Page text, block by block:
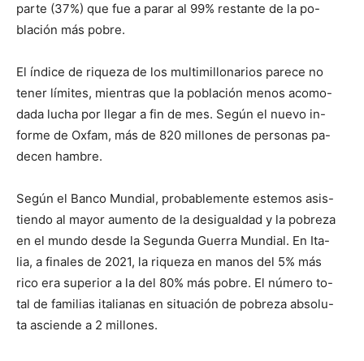
parte (37%) que fue a parar al 99% restante de la po-
blación más pobre.
El índice de riqueza de los multimillonarios parece no
tener límites, mientras que la población menos acomo-
dada lucha por llegar a fin de mes. Según el nuevo in-
forme de Oxfam, más de 820 millones de personas pa-
decen hambre.
Según el Banco Mundial, probablemente estemos asis-
tiendo al mayor aumento de la desigualdad y la pobreza
en el mundo desde la Segunda Guerra Mundial. En Ita-
lia, a finales de 2021, la riqueza en manos del 5% más
rico era superior a la del 80% más pobre. El número to-
tal de familias italianas en situación de pobreza absolu-
ta asciende a 2 millones.